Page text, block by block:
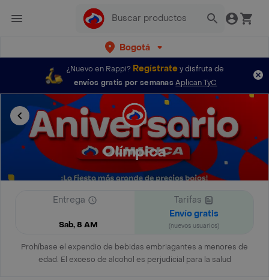
Bogotá
¿Nuevo en Rappi? Regístratey disfruta de
envíos gratis por semanas Aplican TyC
Olímpica
Entrega
Sab, 8 AM
Tarifas
Envío gratis
(nuevos usuarios)
Prohíbase el expendio de bebidas embriagantes a menores de
edad. El exceso de alcohol es perjudicial para la salud